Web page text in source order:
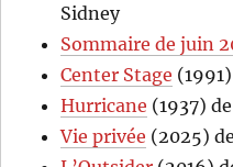
Sidney
Sommaire de juin
Center Stage
Hurricane (1937)
Vie privée (2025)